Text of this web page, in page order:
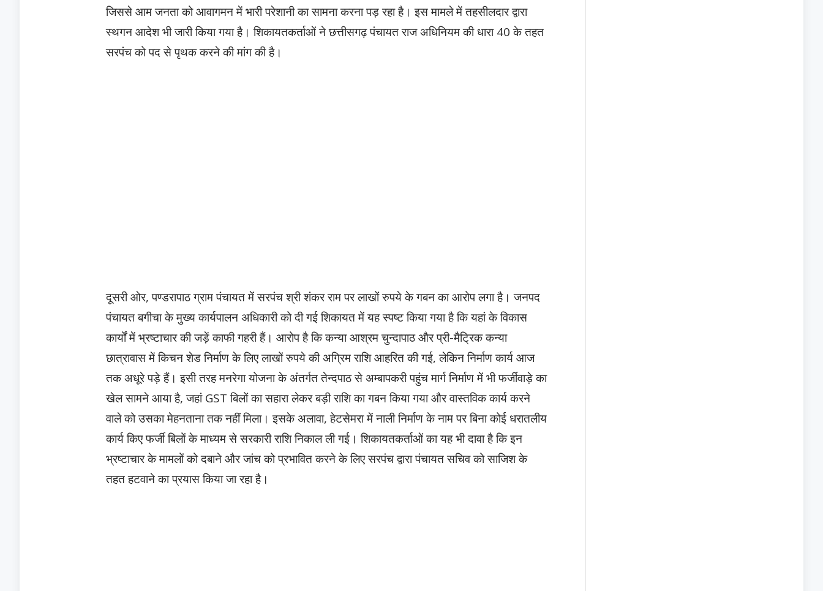
जिससे आम जनता को आवागमन में भारी परेशानी का सामना करना पड़ रहा है। इस मामले में तहसीलदार द्वारा
स्थगन आदेश भी जारी किया गया है। शिकायतकर्ताओं ने छत्तीसगढ़ पंचायत राज अधिनियम की धारा 40 के तहत
सरपंच को पद से पृथक करने की मांग की है।
​दूसरी ओर, पण्डरापाठ ग्राम पंचायत में सरपंच श्री शंकर राम पर लाखों रुपये के गबन का आरोप लगा है। जनपद
पंचायत बगीचा के मुख्य कार्यपालन अधिकारी को दी गई शिकायत में यह स्पष्ट किया गया है कि यहां के विकास
कार्यों में भ्रष्टाचार की जड़ें काफी गहरी हैं। आरोप है कि कन्या आश्रम चुन्दापाठ और प्री-मैट्रिक कन्या
छात्रावास में किचन शेड निर्माण के लिए लाखों रुपये की अग्रिम राशि आहरित की गई, लेकिन निर्माण कार्य आज
तक अधूरे पड़े हैं। इसी तरह मनरेगा योजना के अंतर्गत तेन्दपाठ से अम्बापकरी पहुंच मार्ग निर्माण में भी फर्जीवाड़े का
खेल सामने आया है, जहां GST बिलों का सहारा लेकर बड़ी राशि का गबन किया गया और वास्तविक कार्य करने
वाले को उसका मेहनताना तक नहीं मिला। इसके अलावा, हेटसेमरा में नाली निर्माण के नाम पर बिना कोई धरातलीय
कार्य किए फर्जी बिलों के माध्यम से सरकारी राशि निकाल ली गई। शिकायतकर्ताओं का यह भी दावा है कि इन
भ्रष्टाचार के मामलों को दबाने और जांच को प्रभावित करने के लिए सरपंच द्वारा पंचायत सचिव को साजिश के
तहत हटवाने का प्रयास किया जा रहा है।